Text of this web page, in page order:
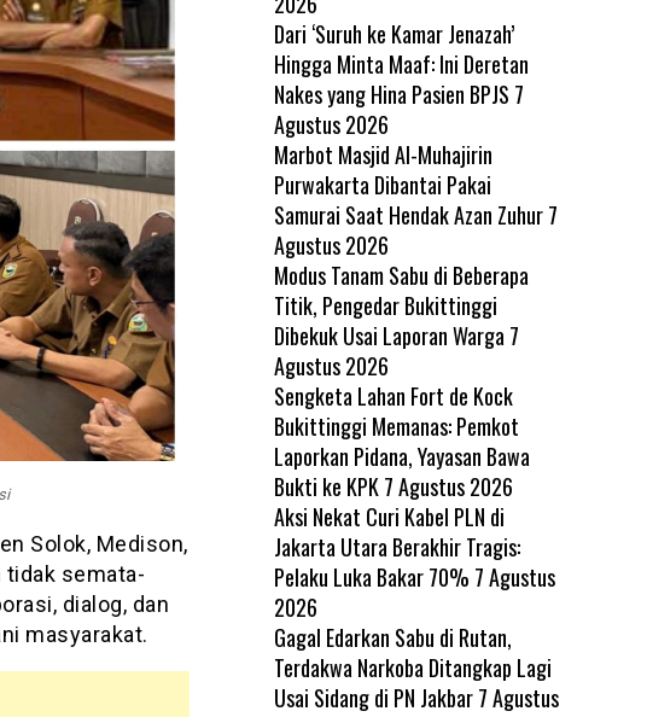
Solok, Medison,
tidak semata-
dialog, dan
masyarakat.
Dari ‘Suruh ke Kamar Jenazah’
Hingga Minta Maaf: Ini Deretan
Nakes yang Hina Pasien BPJS 7
Agustus 2026
Marbot Masjid Al-Muhajirin
Purwakarta Dibantai Pakai
Samurai Saat Hendak Azan Zuhur 7
Agustus 2026
Modus Tanam Sabu di Beberapa
Titik, Pengedar Bukittinggi
Dibekuk Usai Laporan Warga 7
Agustus 2026
Sengketa Lahan Fort de Kock
Bukittinggi Memanas: Pemkot
Laporkan Pidana, Yayasan Bawa
Bukti ke KPK 7 Agustus 2026
Aksi Nekat Curi Kabel PLN di
Jakarta Utara Berakhir Tragis:
Pelaku Luka Bakar 70% 7 Agustus
2026
Gagal Edarkan Sabu di Rutan,
Terdakwa Narkoba Ditangkap Lagi
Usai Sidang di PN Jakbar 7 Agustus